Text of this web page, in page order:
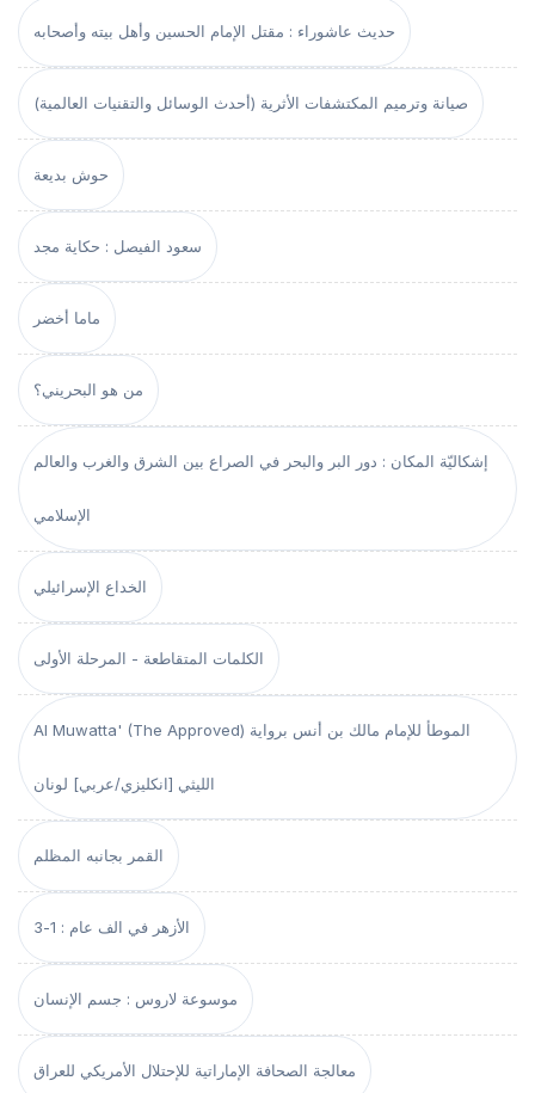
حديث عاشوراء : مقتل الإمام الحسين وأهل بيته وأصحابه
صيانة وترميم المكتشفات الأثرية (أحدث الوسائل والتقنيات العالمية)
حوش بديعة
سعود الفيصل : حكاية مجد
ماما أخضر
من هو البحريني؟
إشكاليّة المكان : دور البر والبحر في الصراع بين الشرق والغرب والعالم
الإسلامي
الخداع الإسرائيلي
الكلمات المتقاطعة - المرحلة الأولى
Al Muwatta' (The Approved) الموطأ للإمام مالك بن أنس برواية
الليثي [انكليزي/عربي] لونان
القمر بجانبه المظلم
الأزهر في الف عام : 1-3
موسوعة لاروس : جسم الإنسان
معالجة الصحافة الإماراتية للإحتلال الأمريكي للعراق